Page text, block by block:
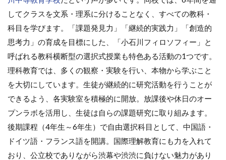
してクラスを文系・理系に分けることなく、すべての教科・
科目を学びます。「課題発見力」「継続的実践力」「創造的
思考力」の育成を目標にした、「小石川フィロソフィー」と
呼ばれる教科横断型の選択式授業も特色ある活動の1つです。
理科教育では、多くの観察・実験を行い、本物から学ぶこと
を大切にしています。生徒が継続的に研究活動を行うことが
できるよう、各実験室を積極的に開放。放課後や休日のオー
プンラボを活用し、生徒は自らの課題研究に取り組みます。
後期課程（4年生～6年生）で自由選択科目として、中国語・
ドイツ語・フランス語を開講。国際理解教育にも力を入れて
おり、公立校でありながら渋幕や渋渋に負けない魅力があり